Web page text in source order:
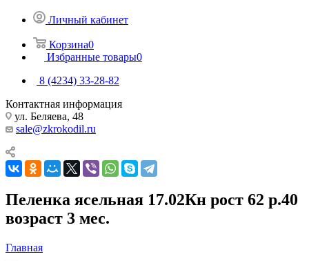
Личный кабинет
Корзина0
Избранные товары0
8 (4234) 33-28-82
Контактная информация
ул. Беляева, 48
sale@zkrokodil.ru
Пеленка ясельная 17.02Кн рост 62 р.40
возраст 3 мес.
Главная